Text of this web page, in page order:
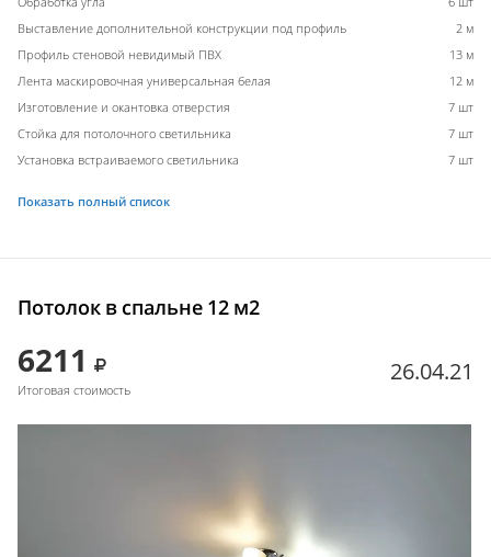
Выставление дополнительной конструкции под профиль
2 м
Профиль стеновой невидимый ПВХ
13 м
Лента маскировочная универсальная белая
12 м
Изготовление и окантовка отверстия
7 шт
Стойка для потолочного светильника
7 шт
Установка встраиваемого светильника
7 шт
Показать полный список
Потолок в спальне 12 м2
6211
Итоговая стоимость
26.04.21